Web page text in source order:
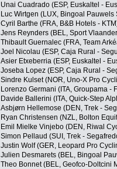
Unai Cuadrado (ESP, Euskaltel -
Luc Wirtgen (LUX, Bingoal Pauwels
Cyril Barthe (FRA, B&B Hotels -
Jens Reynders (BEL, Sport
Thibault Guernalec (FRA, Team
Joel Nicolau (ESP, Caja Rural -
Asier Etxeberria (ESP, Euskaltel -
Joseba Lopez (ESP, Caja Rural -
Sindre Kulset (NOR, Uno-X Pro
Lorenzo Germani (ITA, Groupama -
Davide Ballerini (ITA, Quick-Step
Asbjørn Hellemose (DEN, Trek -
Ryan Christensen (NZL, Bolton
Emil Mielke Vinjebo (DEN, Riwal
Simon Pellaud (SUI, Trek -
Justin Wolf (GER, Leopard Pro
Julien Desmarets (BEL, Bingoal
Theo Bonnet (BEL, Geofco-Doltcini